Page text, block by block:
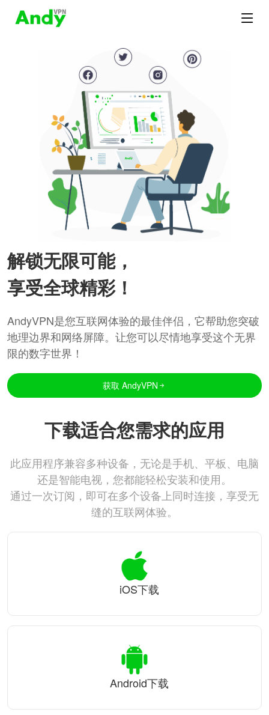
解锁无限可能，
享受全球精彩！
AndyVPN是您互联网体验的最佳伴侣，它帮助您突破
地理边界和网络屏障。让您可以尽情地享受这个无界
限的数字世界！
获取 AndyVPN
下载适合您需求的应用
此应用程序兼容多种设备，无论是手机、平板、电脑
还是智能电视，您都能轻松安装和使用。
通过一次订阅，即可在多个设备上同时连接，享受无
缝的互联网体验。
iOS下载
Android下载